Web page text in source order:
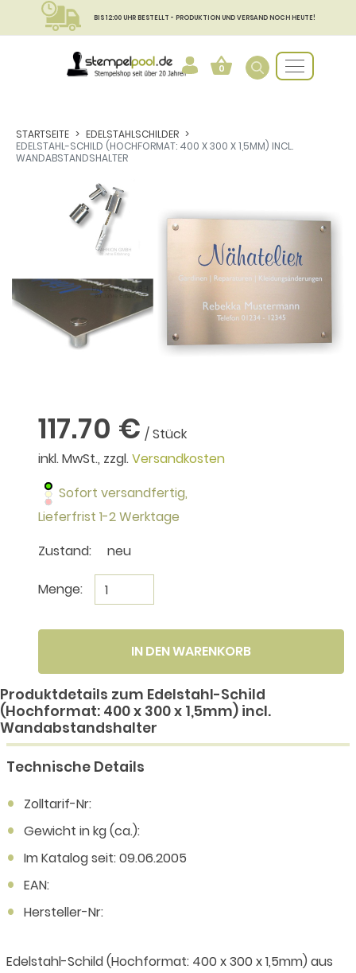
BIS 12:00 UHR BESTELLT - PRODUKTION UND VERSAND NOCH HEUTE!
0
STARTSEITE
EDELSTAHLSCHILDER
EDELSTAHL-SCHILD (HOCHFORMAT: 400 X 300 X 1,5MM) INCL.
WANDABSTANDSHALTER
117.70 € / Stück
inkl. MwSt., zzgl.Versandkosten
Sofort versandfertig,
Lieferfrist 1-2 Werktage
Zustand:
neu
Menge:
IN DEN WARENKORB
Produktdetails zum Edelstahl-Schild
(Hochformat: 400 x 300 x 1,5mm) incl.
Wandabstandshalter
Technische Details
Zolltarif-Nr:
Gewicht in kg (ca.):
Im Katalog seit: 09.06.2005
EAN:
Hersteller-Nr:
Edelstahl-Schild (Hochformat: 400 x 300 x 1,5mm) aus